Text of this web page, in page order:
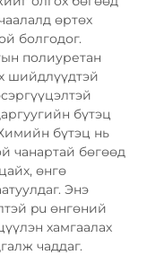
өртөх
болгодог.
полиуретан
шийдлүүдтэй
бүтэц
бүтэц нь
чанартай бөгөөд
өнгө
Энэ
pu өнгөний
хамгаалах
чаддаг.